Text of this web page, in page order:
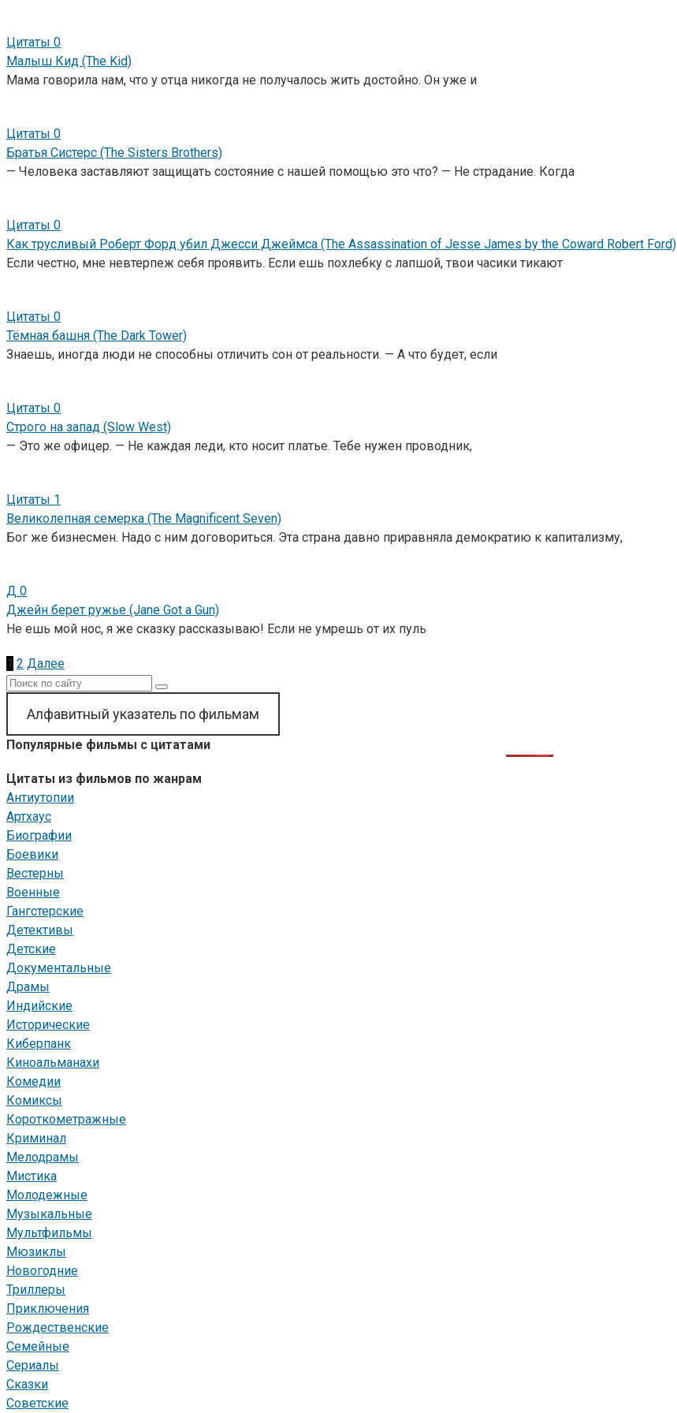
Цитаты 0
Малыш Кид (The Kid)
Мама говорила нам, что у отца никогда не получалось жить достойно. Он уже и
Цитаты 0
Братья Систерс (The Sisters Brothers)
— Человека заставляют защищать состояние с нашей помощью это что? — Не страдание. Когда
Цитаты 0
Как трусливый Роберт Форд убил Джесси Джеймса (The Assassination of Jesse James by the Coward Robert Ford)
Если честно, мне невтерпеж себя проявить. Если ешь похлебку с лапшой, твои часики тикают
Цитаты 0
Тёмная башня (The Dark Tower)
Знаешь, иногда люди не способны отличить сон от реальности. — А что будет, если
Цитаты 0
Строго на запад (Slow West)
— Это же офицер. — Не каждая леди, кто носит платье. Тебе нужен проводник,
Цитаты 1
Великолепная семерка (The Magnificent Seven)
Бог же бизнесмен. Надо с ним договориться. Эта страна давно приравняла демократию к капитализму,
Д 0
Джейн берет ружье (Jane Got a Gun)
Не ешь мой нос, я же сказку рассказываю! Если не умрешь от их пуль
Пагинация
записей
1 2 Далее
Поиск:
Алфавитный указатель по фильмам
Популярные фильмы с цитатами
Цитаты из фильмов по жанрам
Антиутопии
Артхаус
Биографии
Боевики
Вестерны
Военные
Гангстерские
Детективы
Детские
Документальные
Драмы
Индийские
Исторические
Киберпанк
Киноальманахи
Комедии
Комиксы
Короткометражные
Криминал
Мелодрамы
Мистика
Молодежные
Музыкальные
Мультфильмы
Мюзиклы
Новогодние
Триллеры
Приключения
Рождественские
Семейные
Сериалы
Сказки
Советские